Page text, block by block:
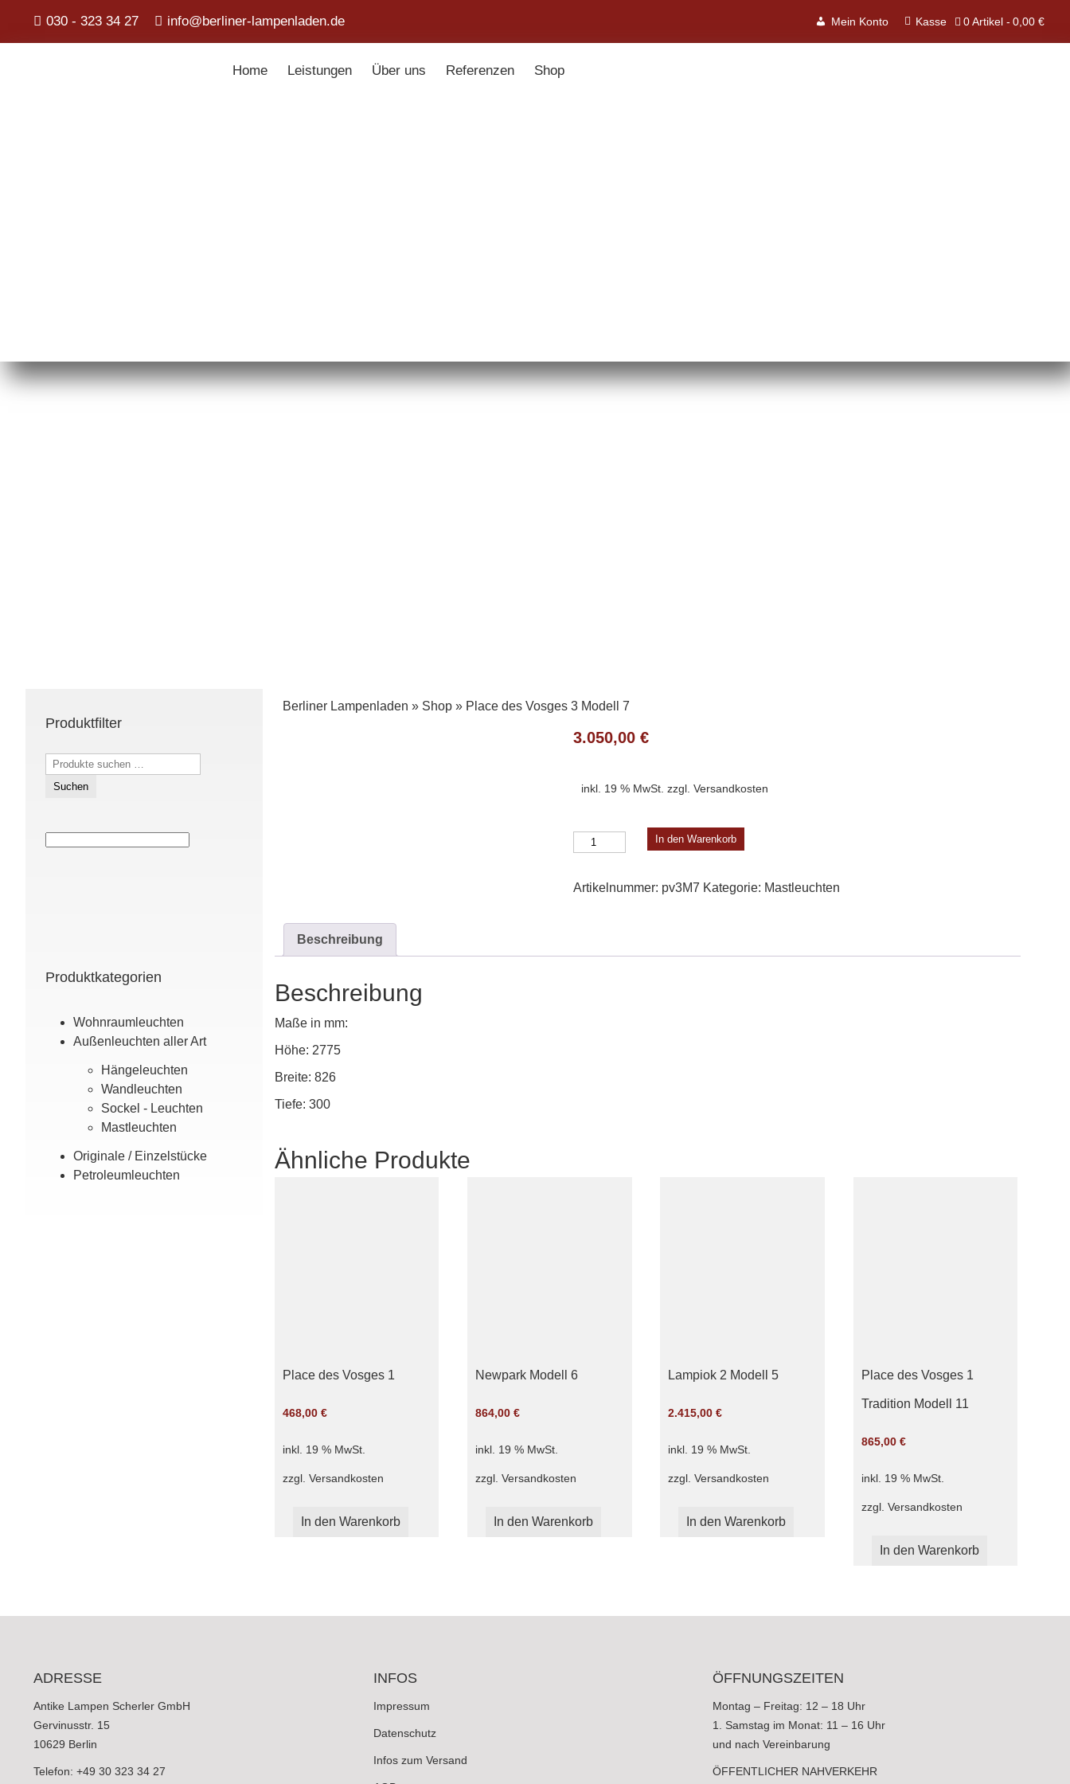
030 - 323 34 27 info@berliner-lampenladen.de Mein Konto Kasse 0 Artikel 0,00 €
Home Leistungen Über uns Referenzen Shop
Produktfilter
Suchen
nach:
Suchen
Produktkategorien
Wohn­raum­leuchten
Außen­leuchten aller Art
Hänge­leuchten
Wand­leuchten
Sockel - Leuchten
Mast­leuchten
Originale / Einzel­stücke
Petroleum­leuchten
Berliner Lampenladen » Shop» Place des Vosges 3 Modell 7
3.050,00 €
inkl. 19 % MwSt. zzgl. Versandkosten
Place
des
3
In den Warenkorb
Artikelnummer: pv3M7 Kategorie: Mast­leuchten
Beschreibung
Beschreibung
Maße in mm:
Höhe: 2775
Breite: 826
Tiefe: 300
Ähnliche Produkte
Place des Vosges 1
468,00 €
inkl. 19 % MwSt.
zzgl. Versandkosten
In den Warenkorb
Newpark Modell 6
864,00 €
inkl. 19 % MwSt.
zzgl. Versandkosten
In den Warenkorb
Lampiok 2 Modell 5
2.415,00€
inkl. 19 % MwSt.
zzgl.Versandkosten
In den Warenkorb
Place des Vosges 1
Tradition Modell 11
865,00 €
inkl. 19 % MwSt.
zzgl. Versandkosten
In den Warenkorb
ADRESSE
Antike Lampen Scherler GmbH
Gervinusstr. 15
10629 Berlin
Telefon: +49 30 323 34 27
INFOS
Impressum
Datenschutz
Infos zum Versand
ÖFFNUNGSZEITEN
Montag – Freitag: 12 – 18 Uhr
1. Samstag im Monat: 11 – 16 Uhr
und nach Vereinbarung
ÖFFENTLICHER NAHVERKEHR